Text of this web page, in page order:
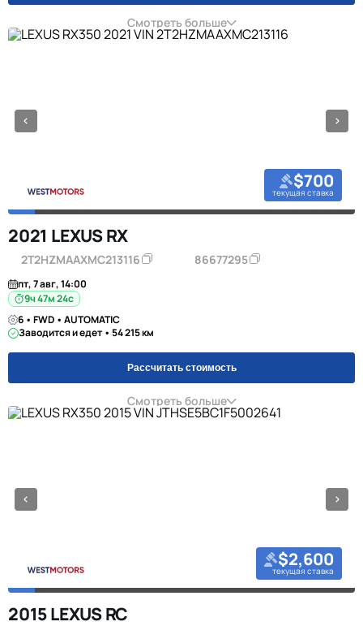
Смотреть больше
$700
текущая ставка
2021 LEXUS RX
2T2HZMAAXMC213116 86677295
пт, 7 авг, 14:00
9ч 47м 23с
6 • FWD • AUTOMATIC
Заводится и едет • 54 215 км
Рассчитать стоимость
Смотреть больше
$2,600
текущая ставка
2015 LEXUS RC